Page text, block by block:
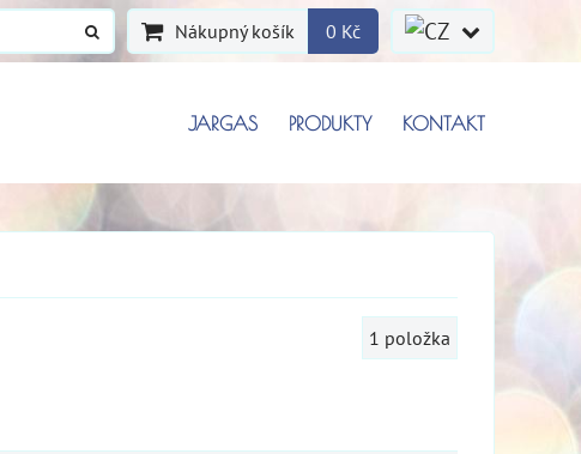
Nákupný košík 0 Kč
JARGAS PRODUKTY KONTAKT
1 položka